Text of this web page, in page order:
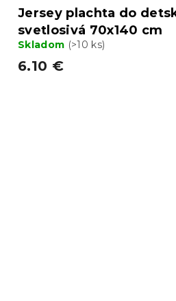
Jersey plachta do
svetlosivá 70x140 cm
Skladom (>10 ks)
6.10 €